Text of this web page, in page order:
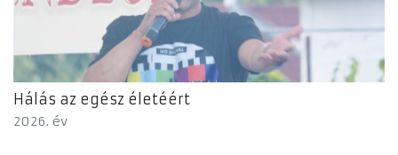
Hálás az egész életéért
2026. év